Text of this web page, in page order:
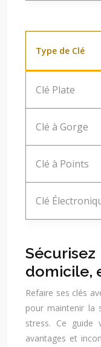
Type de Clé
Clé Plate
Clé à Gorge
Clé à Points
Clé
domicile,
Refaire ses clés
pour maintenir la
stress. Ce guide
avantages et